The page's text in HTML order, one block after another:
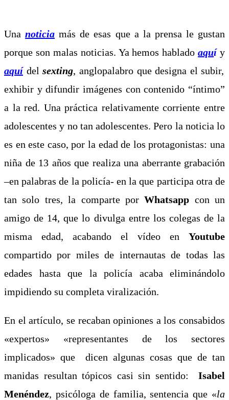
Una noticia más de esas que a la prensa le gustan
porque son malas noticias. Ya hemos habladoaquíy
aquí delsexting, anglopalabro que designa el subir,
exhibir y difundir imágenes con contenido “íntimo”
a la red. Una práctica relativamente corriente entre
adolescentes y no tan adolescentes. Pero la noticia lo
es en este caso, por la edad de los protagonistas: una
niña de 13 años que realiza una aberrante grabación
–en palabras de la policía- en la que participa otra de
tan solo tres, la comparte porWhatsapp con un
amigo de 14, que lo divulga entre los colegas de la
misma edad, acabando el vídeo en Youtube
compartido por miles de internautas de todas las
edades hasta que la policía acaba eliminándolo
impidiendo su completa viralización.
En el artículo, se recaban opiniones a los consabidos
«expertos» «representantes de los sectores
implicados» que dicen algunas cosas que de tan
manidas resultan tópicos casi sin sentido: Isabel
Menéndez, psicóloga de familia, sentencia que «la